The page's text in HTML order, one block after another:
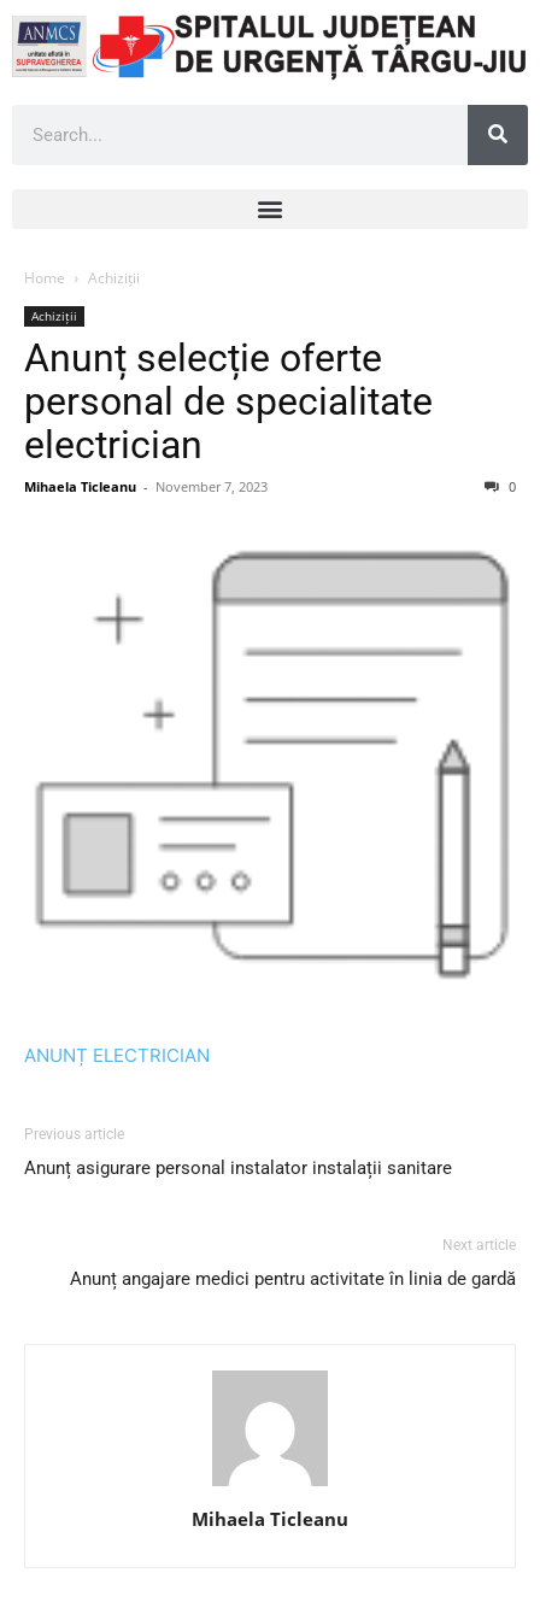
Home Achiziții
Achiziții
Anunț selecție oferte
personal de specialitate
electrician
Mihaela Ticleanu - November 7, 2023 0
ANUNȚ ELECTRICIAN
Previous article
Anunț asigurare personal instalator instalații sanitare
Next article
Anunț angajare medici pentru activitate în linia de gardă
Mihaela Ticleanu